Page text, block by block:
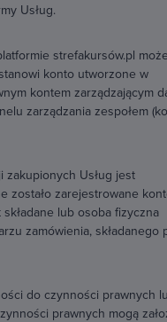
Usług.
strefakursów.pl
konto utworzone w
kontem zarządzającym
zarządzania zespołem
zakupionych Usług jest
zostało zarejestrowane
lub osoba fizyczna
zamówienia, składanego
do czynności prawnych
prawnych mogą